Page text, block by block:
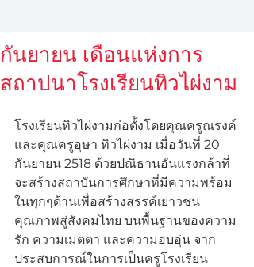
กันยายน เดือนแห่งการ
สถาปนาโรงเรียนทิวไผ่งาม
โรงเรียนทิวไผ่งามก่อตั้งโดยคุณครูณรงค์
และคุณครูอุษา ทิวไผ่งาม เมื่อวันที่ 20
กันยายน 2518 ด้วยปณิธานอันแรงกล้าที่
จะสร้างสถาบันการศึกษาที่มีความพร้อม
ในทุกๆด้านเพื่อสร้างสรรค์เยาวชน
คุณภาพสู่สังคมไทย บนพื้นฐานของความ
รัก ความเมตตา และความอบอุ่น จาก
ประสบการณ์ในการเป็นครูโรงเรียน